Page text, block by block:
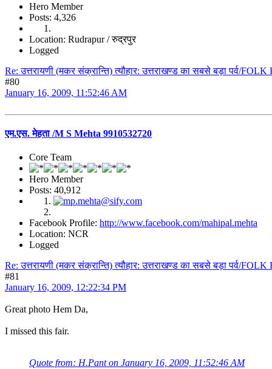
Hero Member
Posts: 4,326
Location: Rudrapur / रुद्रपुर
Logged
Re: उत्तरायणी (मकर संक्रान्ति) त्यौहार: उत्तराखण्ड का सबसे बड़ा पर्व/
#80
January 16, 2009, 11:52:46 AM
एम.एस. मेहता /M S Mehta 9910532720
Core Team
Hero Member
Posts: 40,912
Facebook Profile: http://www.facebook.com/mahipal.mehta
Location: NCR
Logged
Re: उत्तरायणी (मकर संक्रान्ति) त्यौहार: उत्तराखण्ड का सबसे बड़ा पर्व/
#81
January 16, 2009, 12:22:34 PM
Great photo Hem Da,
I missed this fair.
Quote from: H.Pant on January 16, 2009, 11:52:46 AM